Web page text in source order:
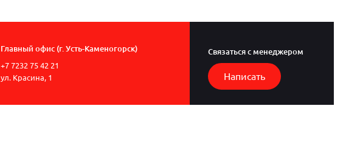
Главный офис (г. Усть-Каменогорск)
+7 7232 75 42 21
ул. Красина, 1
Связаться с менеджером
Написать